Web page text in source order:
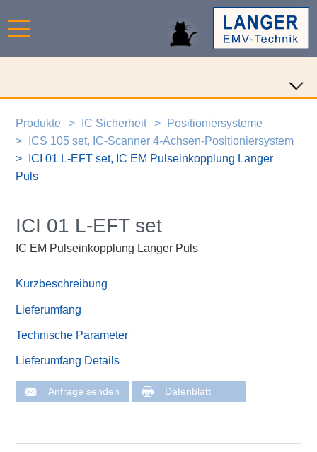
Produkte IC Sicherheit
Positioniersysteme
ICS 105 set, IC-Scanner 4-Achsen-Positioniersystem
ICI 01 L-EFT set, IC EM Pulseinkopplung Langer
Puls
ICI 01 L-EFT set
IC EM Pulseinkopplung Langer Puls
Kurzbeschreibung
Lieferumfang
Technische Parameter
Lieferumfang Details
Anfrage senden Datenblatt